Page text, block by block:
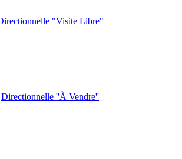
"Visite Libre"
Directionnelle ''À Vendre''